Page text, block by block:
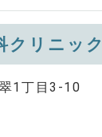
クリニック
1丁目3-10